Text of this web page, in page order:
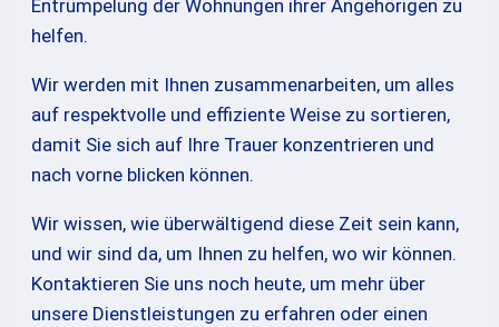
Entrümpelung der Wohnungen ihrer Angehörigen zu
helfen.
Wir werden mit Ihnen zusammenarbeiten, um alles
auf respektvolle und effiziente Weise zu sortieren,
damit Sie sich auf Ihre Trauer konzentrieren und
nach vorne blicken können.
Wir wissen, wie überwältigend diese Zeit sein kann,
und wir sind da, um Ihnen zu helfen, wo wir können.
Kontaktieren Sie uns noch heute, um mehr über
unsere Dienstleistungen zu erfahren oder einen